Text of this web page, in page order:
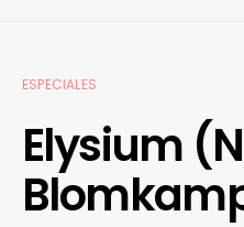
ESPECIALES
Elysium